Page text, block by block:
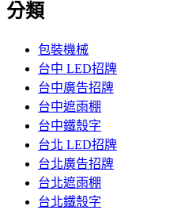
分類
包裝機械
台中 LED招牌
台中廣告招牌
台中遮雨棚
台中鐵殼字
台北 LED招牌
台北廣告招牌
台北遮雨棚
台北鐵殼字